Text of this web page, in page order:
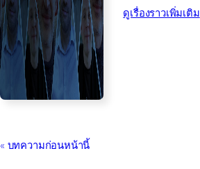
ดูเรื่องราวเพิ่มเติม
บทความก่อนหน้านี้